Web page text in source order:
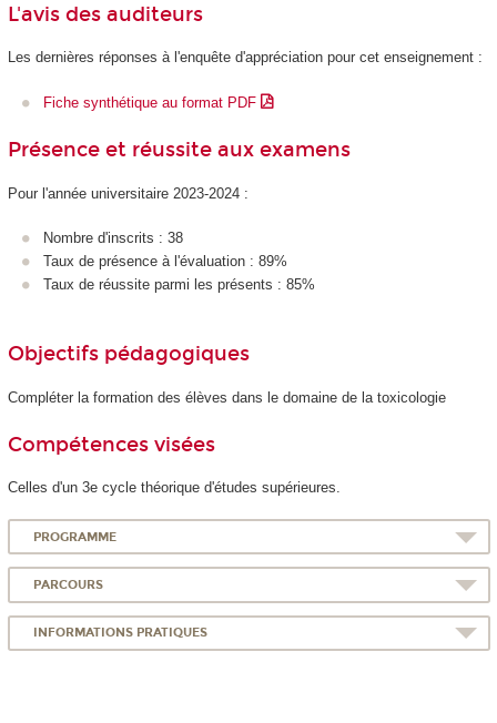
L'avis des auditeurs
Les dernières réponses à l'enquête d'appréciation pour cet enseignement :
Fiche synthétique au format PDF
Présence et réussite aux examens
Pour l'année universitaire 2023-2024 :
Nombre d'inscrits : 38
Taux de présence à l'évaluation : 89%
Taux de réussite parmi les présents : 85%
Objectifs pédagogiques
Compléter la formation des élèves dans le domaine de la toxicologie
Compétences visées
Celles d'un 3e cycle théorique d'études supérieures.
PROGRAMME
PARCOURS
INFORMATIONS PRATIQUES